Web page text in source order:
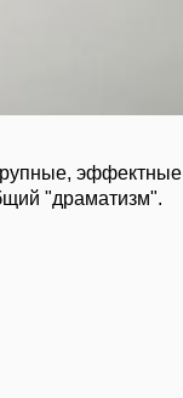
эффектные
"драматизм".